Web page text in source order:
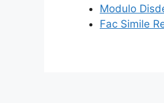
Modulo
Fac Simile